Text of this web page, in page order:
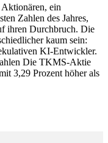
Aktionären, ein
Zahlen des Jahres,
ihren Durchbruch. Die
kaum sein:
KI-Entwickler.
Die TKMS-Aktie
3,29 Prozent höher als